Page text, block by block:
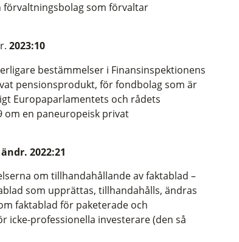
som förvaltar
2023:10
bestämmelser i Finansinspektionens
pensionsprodukt, för fondbolag som är
Europaparlamentets och rådets
om en paneuropeisk privat
ändr. 2022:21
om tillhandahållande av faktablad –
som upprättas, tillhandahålls, ändras
faktablad för paketerade och
icke-professionella investerare (den så